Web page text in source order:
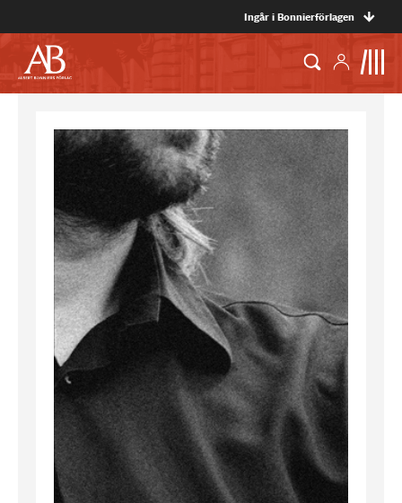
Ingår i Bonnierförlagen